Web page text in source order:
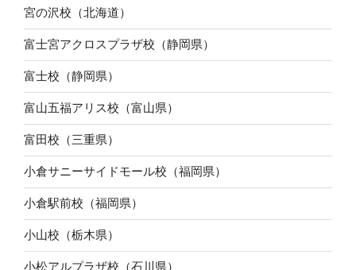
宮の沢校（北海道）
富士宮アクロスプラザ校（静岡県）
富士校（静岡県）
富山五福アリス校（富山県）
富田校（三重県）
小倉サニーサイドモール校（福岡県）
小倉駅前校（福岡県）
小山校（栃木県）
小松アルプラザ校（石川県）